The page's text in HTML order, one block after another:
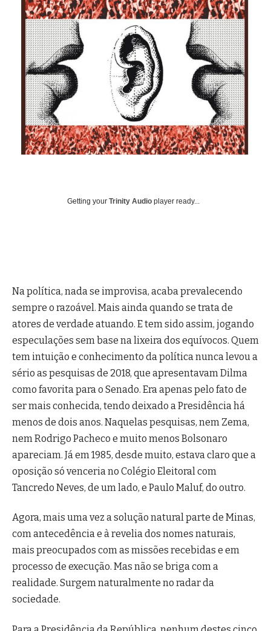
Getting your Trinity Audio player ready...
Na política, nada se improvisa, acaba prevalecendo
sempre o razoável. Mais ainda quando se trata de
atores de verdade atuando. E tem sido assim, jogando
especulações sem base na lixeira dos equívocos. Quem
tem intuição e conhecimento da política nunca levou a
sério as pesquisas de 2018, que apresentavam Dilma
como favorita para o Senado. Era apenas pelo fato de
ser mais conhecida, tendo deixado a Presidência há
menos de dois anos. Naquelas pesquisas, nem Zema,
nem Rodrigo Pacheco e muito menos Bolsonaro
apareciam. Já em 1985, desde muito, estava claro que a
oposição só venceria no Colégio Eleitoral com
Tancredo Neves, de um lado, e Paulo Maluf, do outro.
Agora, mais uma vez a solução natural parte de Minas,
com antecedência e à revelia dos nomes naturais,
mais preocupados com as missões recebidas e em
processo de execução. Mas não se briga com a
realidade. Surgem naturalmente no radar da
sociedade.